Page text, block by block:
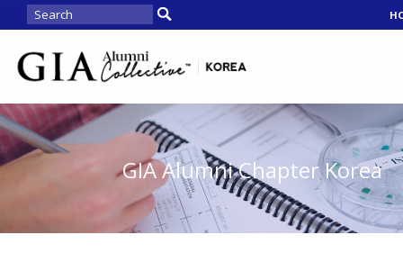
GIA Alumni Chapter Korea